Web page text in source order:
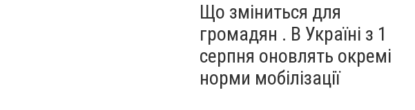
Що зміниться для
громадян . В Україні з 1
серпня оновлять окремі
норми мобілізації